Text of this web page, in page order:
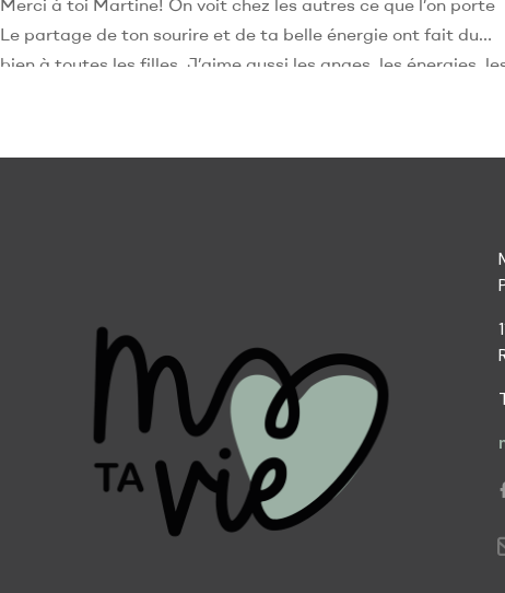
Le partage de ton sourire et de ta belle énergie ont fait du
bien à toutes les filles. J’aime aussi les anges, les énergies,